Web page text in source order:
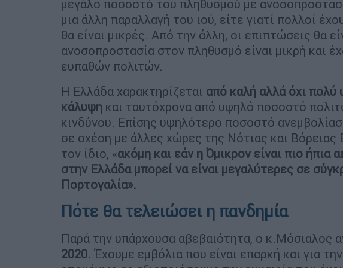
μεγάλο ποσοστό του πληθυσμού με
μια άλλη παραλλαγή του ιού, είτε γιατί πολλοί
θα είναι μικρές. Από την άλλη, οι επιπτώσεις θα
ανοσοπροστασία στον πληθυσμό είναι μικρή και
ευπαθών πολιτών.
Η Ελλάδα χαρακτηρίζεται από καλή αλλά όχι πολύ
κάλυψη και ταυτόχρονα από υψηλό ποσοστό
κινδύνου. Επίσης υψηλότερο ποσοστό
σε σχέση με άλλες χώρες της Νότιας και
τον ίδιο, «ακόμη και εάν η Όμικρον είναι πιο ήπια
στην Ελλάδα μπορεί να είναι μεγαλύτερες σε
Πορτογαλία».
Πότε θα τελειώσει η πανδημία
Παρά την υπάρχουσα αβεβαιότητα, ο κ.Μόσιαλος
2020. Έχουμε εμβόλια που είναι επαρκή και για